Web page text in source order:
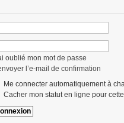
oublié mon mot de passe
l’e-mail de confirmation
Me connecter automatiquement à
Cacher mon statut en ligne pour